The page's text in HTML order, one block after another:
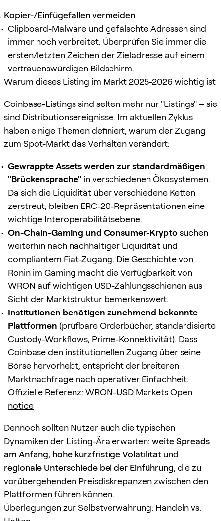
Kopier-/Einfügefallen vermeiden
Clipboard-Malware und gefälschte Adressen sind
immer noch verbreitet. Überprüfen Sie immer die
ersten/letzten Zeichen der Zieladresse auf einem
vertrauenswürdigen Bildschirm.
Warum dieses Listing im Markt 2025-2026 wichtig ist
Coinbase-Listings sind selten mehr nur "Listings" – sie
sind Distributionsereignisse. Im aktuellen Zyklus
haben einige Themen definiert, warum der Zugang
zum Spot-Markt das Verhalten verändert:
Gewrappte Assets werden zur standardmäßigen
"Brückensprache" in verschiedenen Ökosystemen.
Da sich die Liquidität über verschiedene Ketten
zerstreut, bleiben ERC-20-Repräsentationen eine
wichtige Interoperabilitätsebene.
On-Chain-Gaming und Consumer-Krypto suchen
weiterhin nach nachhaltiger Liquidität und
compliantem Fiat-Zugang. Die Geschichte von
Ronin im Gaming macht die Verfügbarkeit von
WRON auf wichtigen USD-Zahlungsschienen aus
Sicht der Marktstruktur bemerkenswert.
Institutionen benötigen zunehmend bekannte
Plattformen (prüfbare Orderbücher, standardisierte
Custody-Workflows, Prime-Konnektivität). Dass
Coinbase den institutionellen Zugang über seine
Börse hervorhebt, entspricht der breiteren
Marktnachfrage nach operativer Einfachheit.
Offizielle Referenz: WRON-USD Markets Open
notice
Dennoch sollten Nutzer auch die typischen
Dynamiken der Listing-Ära erwarten: weite Spreads
am Anfang, hohe kurzfristige Volatilität und
regionale Unterschiede bei der Einführung, die zu
vorübergehenden Preisdiskrepanzen zwischen den
Plattformen führen können.
Überlegungen zur Selbstverwahrung: Handeln vs.